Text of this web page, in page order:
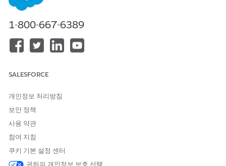
들었는지 확인하십시오.
앱 시작 관리자에서플리트 자산
자산을 검색하여 선택합니다.
자산이 이미 차량 레코드와 연결된 경우 레코드를 저장하면 플
플리트를 검색하여 선택합니다.
택합니다.
유효 종료 일자로 차량이 플리트의 일부가 되는 마지막 일자를
상태에 대해 다음 값 중 하나를 선택합니다.
등록됨
활성
1-800-667-6389
SALESFORCE
개인정보 처리방침
보안 정책
사용 약관
참여 지침
쿠키 기본 설정 센터
귀하의 개인정보 보호 선택